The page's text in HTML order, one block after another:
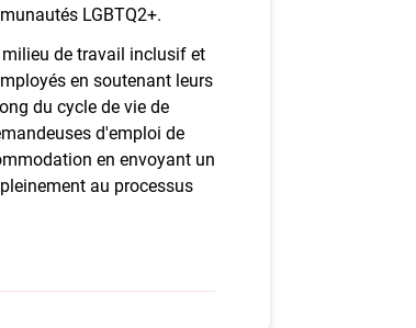
LGBTQ2+.
de travail inclusif et
en soutenant leurs
du cycle de vie de
d'emploi de
en envoyant un
au processus